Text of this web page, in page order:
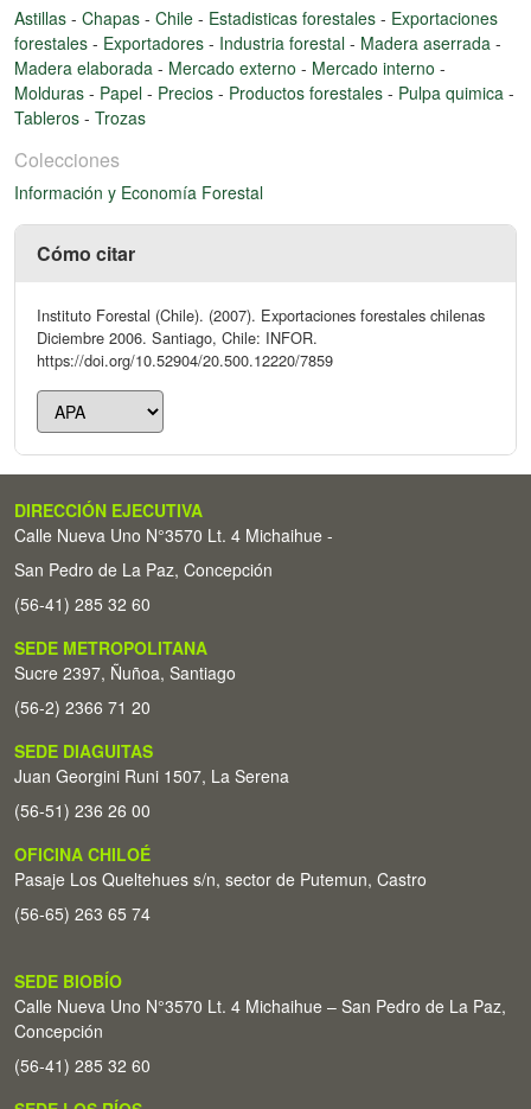
Astillas - Chapas - Chile - Estadisticas forestales - Exportaciones
forestales - Exportadores - Industria forestal - Madera aserrada -
Madera elaborada - Mercado externo - Mercado interno -
Molduras - Papel - Precios - Productos forestales - Pulpa quimica -
Tableros - Trozas
Colecciones
Información y Economía Forestal
Cómo citar
Instituto Forestal (Chile). (2007). Exportaciones forestales chilenas
Diciembre 2006. Santiago, Chile: INFOR.
https://doi.org/10.52904/20.500.12220/7859
DIRECCIÓN EJECUTIVA
Calle Nueva Uno N°3570 Lt. 4 Michaihue -
San Pedro de La Paz, Concepción
(56-41) 285 32 60
SEDE METROPOLITANA
Sucre 2397, Ñuñoa, Santiago
(56-2) 2366 71 20
SEDE DIAGUITAS
Juan Georgini Runi 1507, La Serena
(56-51) 236 26 00
OFICINA CHILOÉ
Pasaje Los Queltehues s/n, sector de Putemun, Castro
(56-65) 263 65 74
SEDE BIOBÍO
Calle Nueva Uno N°3570 Lt. 4 Michaihue – San Pedro de La Paz,
Concepción
(56-41) 285 32 60